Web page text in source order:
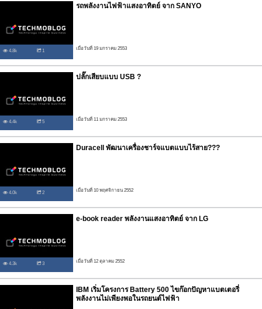
4.8k 1
รถพลังงานไฟฟ้าแสงอาทิตย์ จาก SANYO
เมื่อวันที่ 19 มกราคม 2553
4.4k 5
ปลั๊กเสียบแบบ USB ?
เมื่อวันที่ 11 มกราคม 2553
4.0k 2
Duracell พัฒนาเครื่องชาร์จแบตแบบไร้สาย???
เมื่อวันที่ 10 พฤศจิกายน 2552
4.3k 3
e-book reader พลังงานแสงอาทิตย์ จาก LG
เมื่อวันที่ 12 ตุลาคม 2552
IBM เริ่มโครงการ Battery 500 ไขก๊อกปัญหาแบตเตอรี่
พลังงานไม่เพียงพอในรถยนต์ไฟฟ้า